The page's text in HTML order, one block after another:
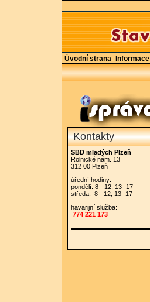
Úvodní strana Informace
Kontakty
SBD mladých Plzeň
Rolnické nám. 13
312 00 Plzeň
úřední hodiny:
pondělí: 8 - 12, 13- 17
středa: 8 - 12, 13- 17
havarijní služba:
774 221 173